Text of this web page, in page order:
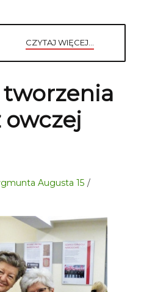
CZYTAJ WIĘCEJ...
Augusta 15